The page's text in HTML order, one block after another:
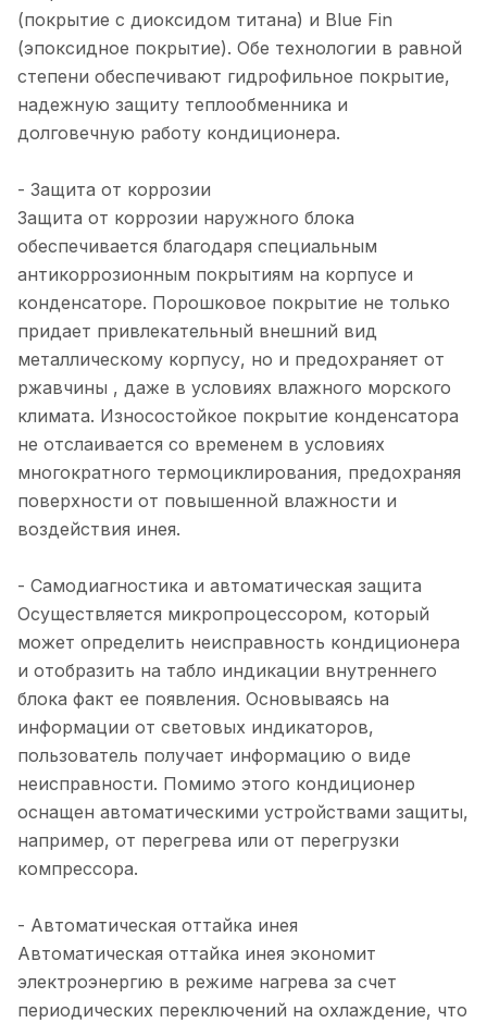
(покрытие с диоксидом титана) и Blue Fin
(эпоксидное покрытие). Обе технологии в равной
степени обеспечивают гидрофильное покрытие,
надежную защиту теплообменника и
долговечную работу кондиционера.
- Защита от коррозии
Защита от коррозии наружного блока
обеспечивается благодаря специальным
антикоррозионным покрытиям на корпусе и
конденсаторе. Порошковое покрытие не только
придает привлекательный внешний вид
металлическому корпусу, но и предохраняет от
ржавчины , даже в условиях влажного морского
климата. Износостойкое покрытие конденсатора
не отслаивается со временем в условиях
многократного термоциклирования, предохраняя
поверхности от повышенной влажности и
воздействия инея.
- Самодиагностика и автоматическая защита
Осуществляется микропроцессором, который
может определить неисправность кондиционера
и отобразить на табло индикации внутреннего
блока факт ее появления. Основываясь на
информации от световых индикаторов,
пользователь получает информацию о виде
неисправности. Помимо этого кондиционер
оснащен автоматическими устройствами защиты,
например, от перегрева или от перегрузки
компрессора.
- Автоматическая оттайка инея
Автоматическая оттайка инея экономит
электроэнергию в режиме нагрева за счет
периодических переключений на охлаждение, что